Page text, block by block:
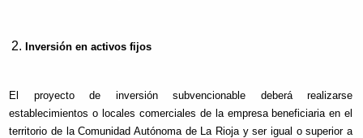
Inversión en activos fijos
El proyecto de inversión subvencionable deberá realizarse
establecimientos o locales comerciales de la empresa beneficiaria en el
territorio de la Comunidad Autónoma de La Rioja y ser igual o superior a